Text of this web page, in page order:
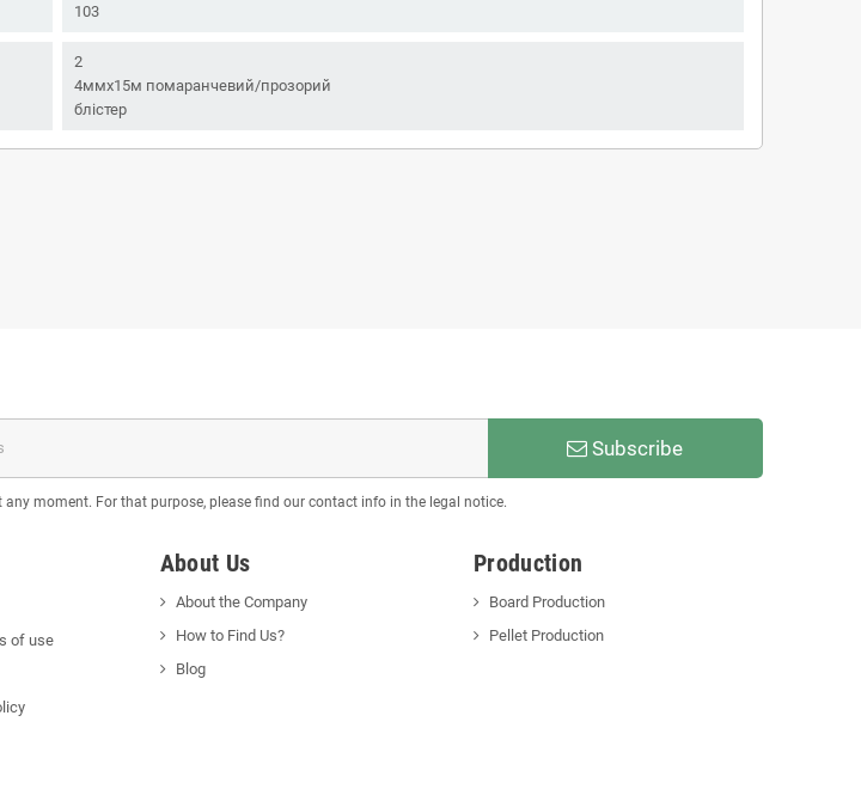
103
2
4ммx15м помаранчевий/прозорий
блістер
Subscribe
any moment. For that purpose, please find our contact info in the legal notice.
of use
About Us
About the Company
How to Find Us?
Blog
Production
Board Production
Pellet Production